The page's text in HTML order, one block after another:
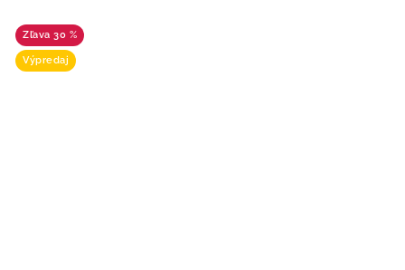
30 %
Výpredaj